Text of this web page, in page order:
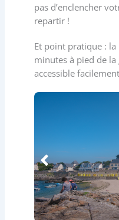
pas d’enclencher
repartir !
Et point pratique : la
minutes à pied de
accessible